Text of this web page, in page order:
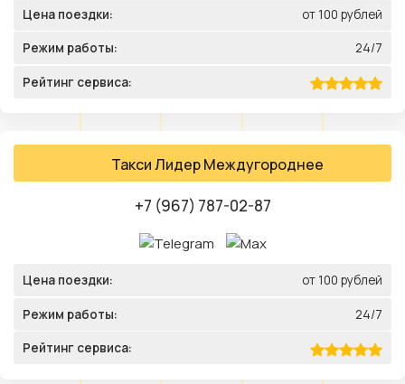
Цена поездки: от 100 рублей
Режим работы: 24/7
Рейтинг сервиса:
Такси Лидер Междугороднее
+7 (967) 787-02-87
Цена поездки: от 100 рублей
Режим работы: 24/7
Рейтинг сервиса: